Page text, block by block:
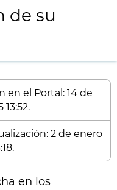
de su
en el Portal: 14 de
2 de enero
en los